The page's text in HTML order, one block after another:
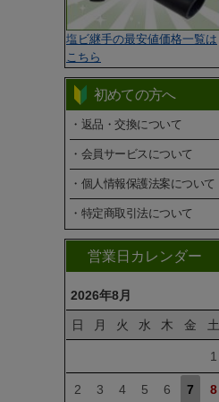
塩ビ継手の最安値価格一覧は
こちら
初めての方へ
・返品・交換について
・会員サービスについて
・個人情報保護法案について
・特定商取引法について
営業日カレンダー
2026年8月
日 月 火 水 木 金 土
1
2 3 4 5 6 7 8